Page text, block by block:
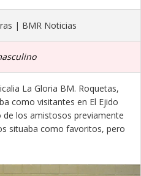
| BMR Noticias
La Gloria BM. Roquetas,
como visitantes en El Ejido
de los amistosos previamente
situaba como favoritos, pero